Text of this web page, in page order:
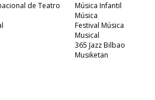
de Teatro
Música Infantil
Música
Festival Música
Musical
365 Jazz Bilbao
Musiketan